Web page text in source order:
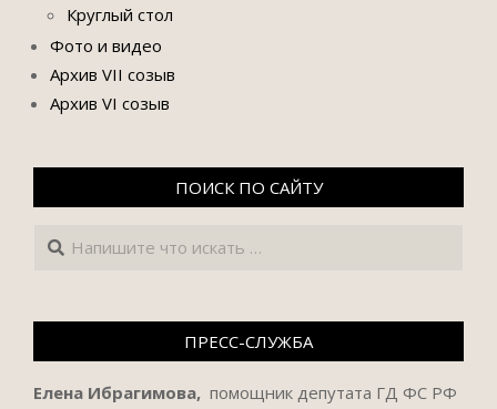
Круглый стол
Фото и видео
Архив VII созыв
Архив VI созыв
ПОИСК ПО САЙТУ
Поиск
ПРЕСС-СЛУЖБА
Елена Ибрагимова, помощник депутата ГД ФС РФ